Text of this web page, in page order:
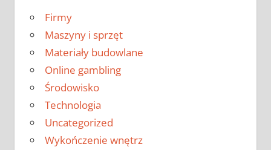
Firmy
Maszyny i sprzęt
Materiały budowlane
Online gambling
Środowisko
Technologia
Uncategorized
Wykończenie wnętrz